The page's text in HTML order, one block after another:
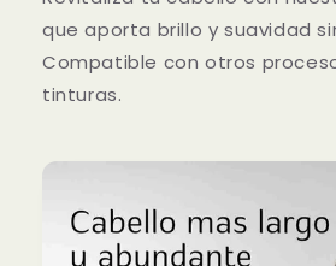
que aporta brillo y suavidad
Compatible con otros
tinturas.